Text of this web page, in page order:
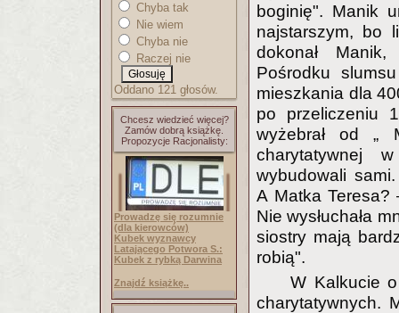
Chyba tak
Nie wiem
Chyba nie
Raczej nie
Oddano 121 głosów.
Chcesz wiedzieć więcej?
Zamów dobrą książkę.
Propozycje Racjonalisty:
Prowadzę się rozumnie
(dla kierowców)
Kubek wyznawcy
Latającego Potwora S.:
Kubek z rybką Darwina
Znajdź książkę..
boginię". Manik
najstarszym, bo
dokonał
Pośrodku
mieszkania dla
po przeliczeniu
wyżebrał od „
charytatywnej
wybudowali
A Matka
Nie wysłuchała
siostry mają
robią".
W Kalkucie
charytatywnych.